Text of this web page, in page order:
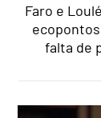
Faro e
falta de